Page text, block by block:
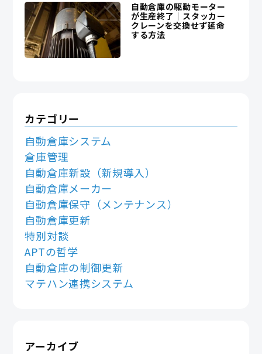
自動倉庫の駆動モーター
が生産終了｜スタッカー
クレーンを交換せず延命
する方法
カテゴリー
自動倉庫システム
倉庫管理
自動倉庫新設（新規導入）
自動倉庫メーカー
自動倉庫保守（メンテナンス）
自動倉庫更新
特別対談
APTの哲学
自動倉庫の制御更新
マテハン連携システム
アーカイブ